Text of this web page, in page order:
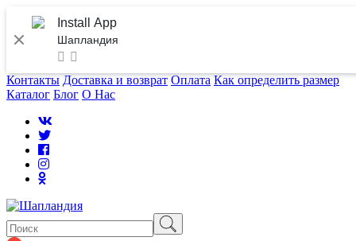
Install App
Шапландия
Контакты Доставка и возврат Оплата Как определить размер
Каталог Блог О Нас